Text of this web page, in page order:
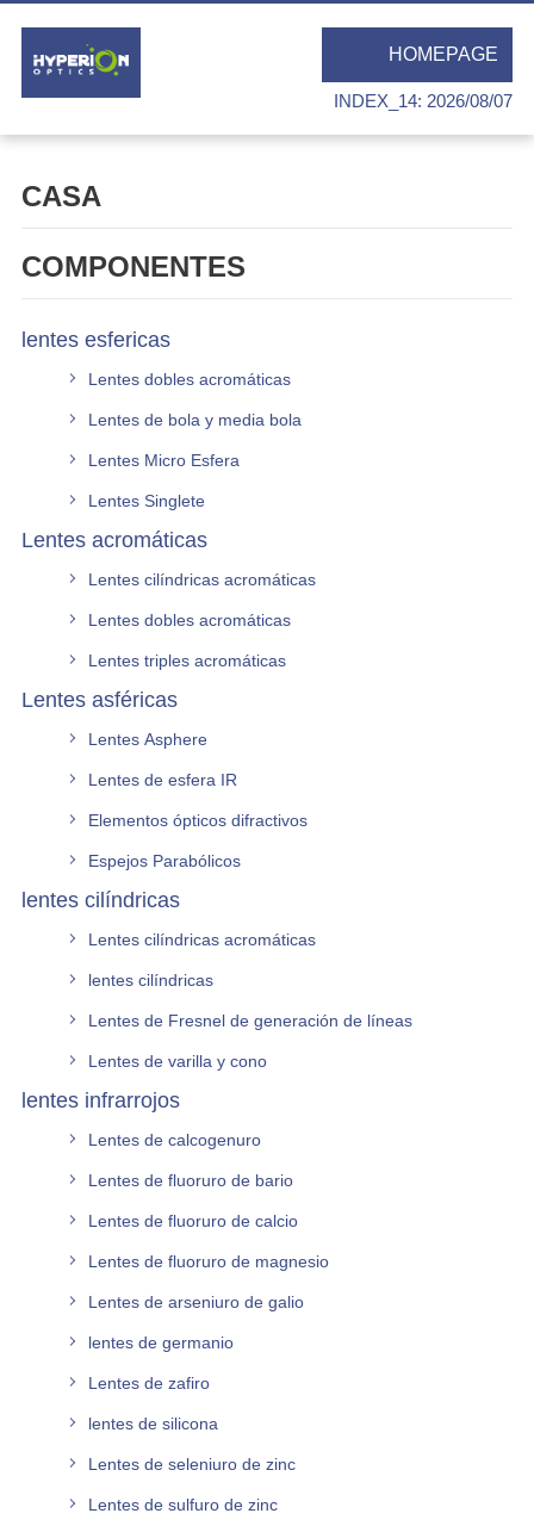
HOMEPAGE
INDEX_14: 2026/08/07
CASA
COMPONENTES
lentes esfericas
Lentes dobles acromáticas
Lentes de bola y media bola
Lentes Micro Esfera
Lentes Singlete
Lentes acromáticas
Lentes cilíndricas acromáticas
Lentes dobles acromáticas
Lentes triples acromáticas
Lentes asféricas
Lentes Asphere
Lentes de esfera IR
Elementos ópticos difractivos
Espejos Parabólicos
lentes cilíndricas
Lentes cilíndricas acromáticas
lentes cilíndricas
Lentes de Fresnel de generación de líneas
Lentes de varilla y cono
lentes infrarrojos
Lentes de calcogenuro
Lentes de fluoruro de bario
Lentes de fluoruro de calcio
Lentes de fluoruro de magnesio
Lentes de arseniuro de galio
lentes de germanio
Lentes de zafiro
lentes de silicona
Lentes de seleniuro de zinc
Lentes de sulfuro de zinc